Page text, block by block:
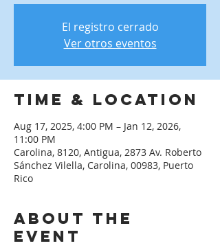
El registro cerrado
Ver otros eventos
Time & Location
Aug 17, 2025, 4:00 PM – Jan 12, 2026,
11:00 PM
Carolina, 8120, Antigua, 2873 Av. Roberto
Sánchez Vilella, Carolina, 00983, Puerto
Rico
About the
event